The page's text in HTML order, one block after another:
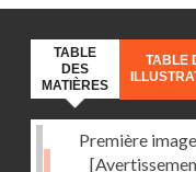
TABLE
DES
MATIÈRES
TABLE
Première image